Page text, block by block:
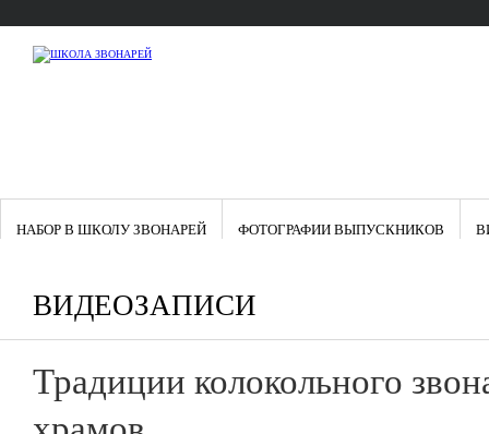
НАБОР В ШКОЛУ ЗВОНАРЕЙ ФОТОГРАФИИ ВЫПУСКНИКОВ
ВИДЕОЗАПИСИ
Традиции колокольного